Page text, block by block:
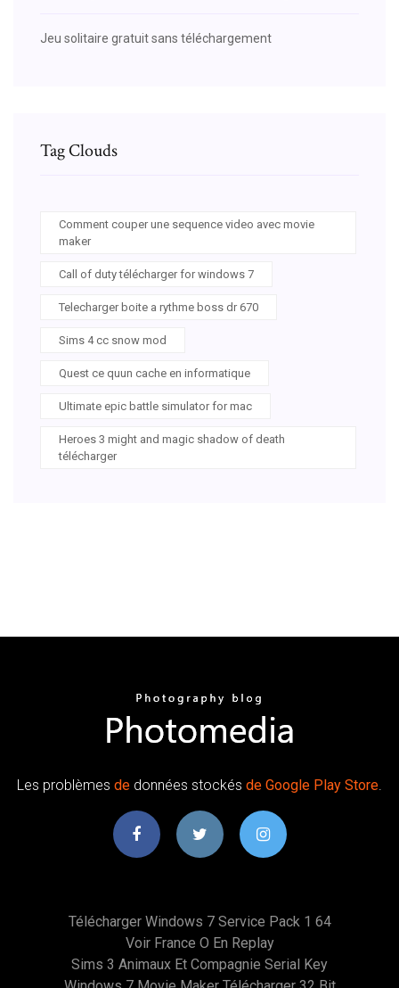
Jeu solitaire gratuit sans téléchargement
Tag Clouds
Comment couper une sequence video avec movie
maker
Call of duty télécharger for windows 7
Telecharger boite a rythme boss dr 670
Sims 4 cc snow mod
Quest ce quun cache en informatique
Ultimate epic battle simulator for mac
Heroes 3 might and magic shadow of death
télécharger
Les problèmes de données stockés de Google Play Store
Télécharger Windows 7 Service Pack 1 64
Voir France O En Replay
Sims 3 Animaux Et Compagnie Serial Key